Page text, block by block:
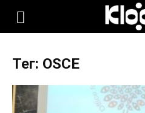
KLOOP.KG
Тег: OSCE